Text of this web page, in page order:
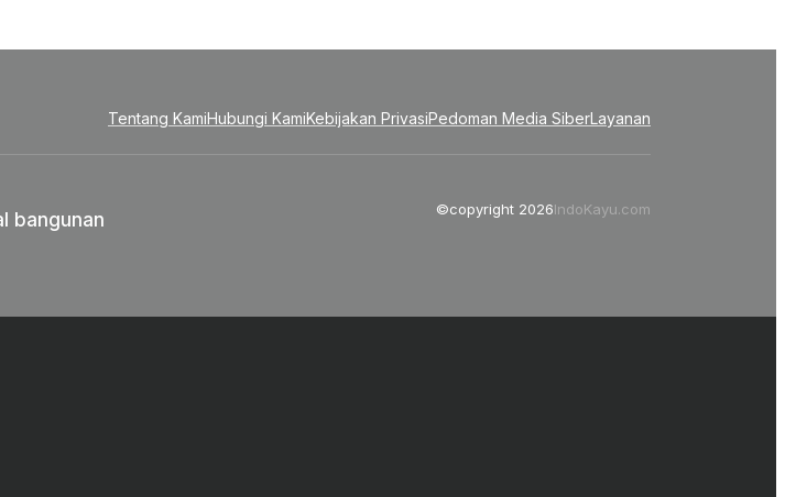
Tentang KamiHubungi KamiKebijakan PrivasiPedoman Media SiberLayanan
bangunan
©copyright 2026IndoKayu.com